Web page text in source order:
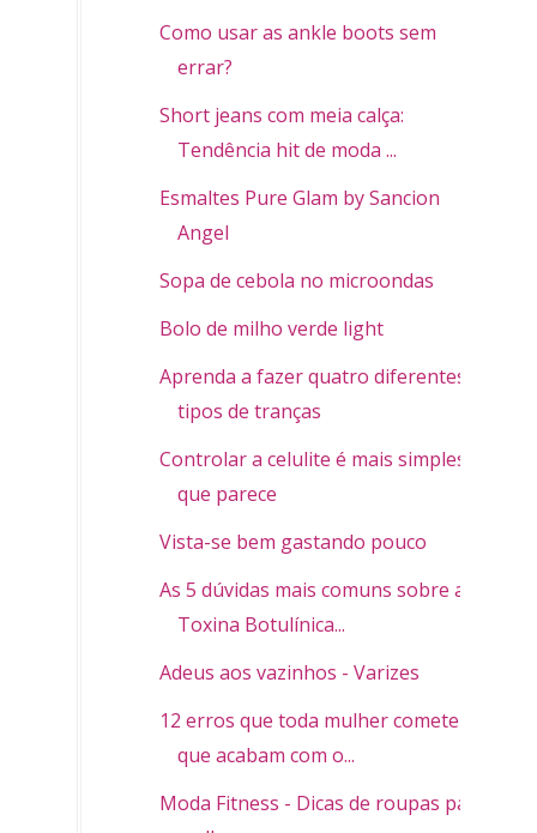
Como usar as ankle boots sem
errar?
Short jeans com meia calça:
Tendência hit de moda ...
Esmaltes Pure Glam by Sancion
Angel
Sopa de cebola no microondas
Bolo de milho verde light
Aprenda a fazer quatro diferentes
tipos de tranças
Controlar a celulite é mais simples do
que parece
Vista-se bem gastando pouco
As 5 dúvidas mais comuns sobre a
Toxina Botulínica...
Adeus aos vazinhos - Varizes
12 erros que toda mulher comete e
que acabam com o...
Moda Fitness - Dicas de roupas para